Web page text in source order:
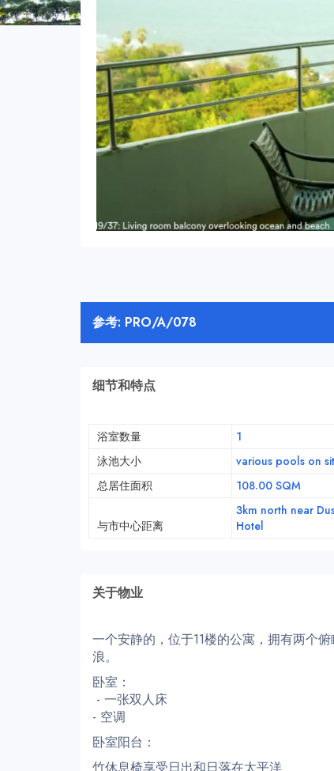
参考: PRO/A/078
细节和特点
浴室数量 1
泳池大小
various pools on
总居住面积
108.00 SQM
与市中心距离
3km north near
Hotel
关于物业
一个安静的，位于11楼的公寓，拥有两个
浪。
卧室：
- 一张双人床
- 空调
卧室阳台：